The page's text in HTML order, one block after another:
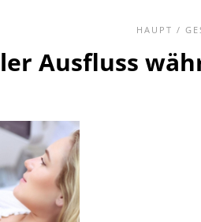
HAUPT /
Ausfluss